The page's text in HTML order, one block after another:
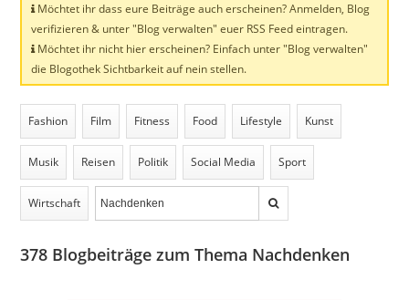
Möchtet ihr dass eure Beiträge auch erscheinen? Anmelden, Blog
verifizieren & unter "Blog verwalten" euer RSS Feed eintragen.
Möchtet ihr nicht hier erscheinen? Einfach unter "Blog verwalten"
die Blogothek Sichtbarkeit auf nein stellen.
Fashion Film Fitness Food Lifestyle Kunst
Musik Reisen Politik Social Media Sport
Wirtschaft
378 Blogbeiträge zum Thema Nachdenken